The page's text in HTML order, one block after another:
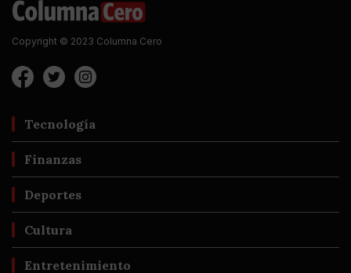
Copyright © 2023 Columna Cero
Tecnología
Finanzas
Deportes
Cultura
Entretenimiento